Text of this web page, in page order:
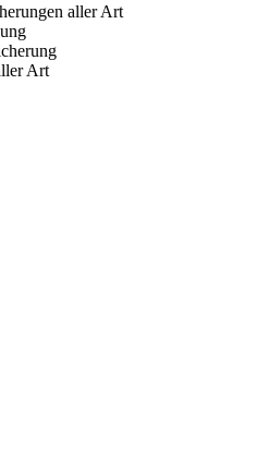
aller Art
Art